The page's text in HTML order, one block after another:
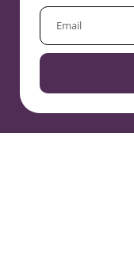
EMAIL